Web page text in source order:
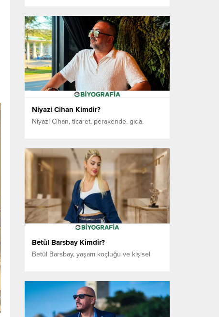
çeken genç isimler arasında yer alıyor.
Gösterişli çıkışlardan uzak duruşu,
duygusal derinliği ve sade anlatımıyla
magazin dünyasında “sessiz ama etkili”
olarak tanımlanıyor. 14 Ekim 2001 tarihinde
Van’da dünyaya gelen Abdullah Çaymak,
genç yaşına...
Niyazi Cihan Kimdir?
Niyazi Cihan, ticaret, perakende, gıda,
Sakarya iş dünyasında öne çıkan
girişimciler arasında yer almaktadır. Farklı
sektörlerde kurduğu işletmeler ve
geliştirdiği markalarla uzun yıllardır ticari
faaliyetlerini sürdüren Cihan, aynı zamanda
yatırımcı kimliğiyle de dikkat çekmektedir.
Niyazi Cihan Kimdir? Niyazi Cihan, 28
Haziran 1977 tarihinde...
Betül Barsbay Kimdir?
Betül Barsbay, yaşam koçluğu ve kişisel
İnsanların kendi potansiyellerini
keşfetmelerine, özgüven kazanmalarına ve
yaşam hedeflerini netleştirmelerine yönelik
bireysel çalışmalar gerçekleştirmektedir.